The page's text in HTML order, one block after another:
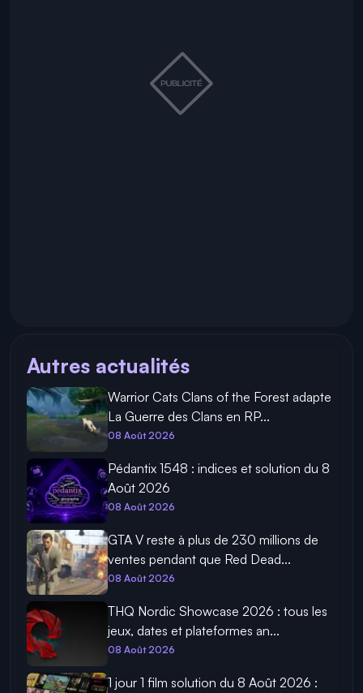
Autres actualités
Warrior Cats Clans of the Forest adapte
La Guerre des Clans en RP...
08 Août 2026
Pédantix 1548 : indices et solution du 8
Août 2026
08 Août 2026
GTA V reste à plus de 230 millions de
ventes pendant que Red Dead...
08 Août 2026
THQ Nordic Showcase 2026 : tous les
jeux, dates et plateformes an...
08 Août 2026
1 jour 1 film solution du 8 Août 2026 :